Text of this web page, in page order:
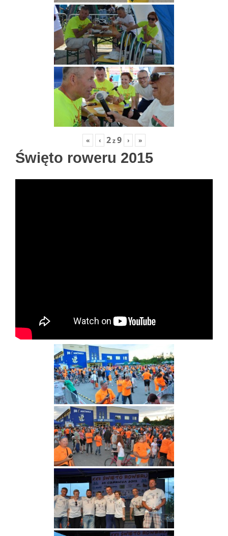
« ‹ 2z9 › »
Święto roweru 2015